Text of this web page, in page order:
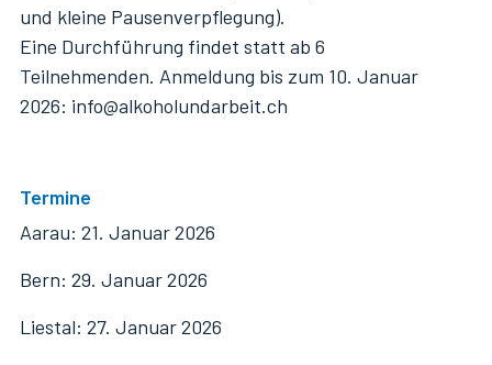
und kleine Pausenverpflegung).
Eine Durchführung findet statt ab 6
Teilnehmenden. Anmeldung bis zum 10. Januar
2026: info@alkoholundarbeit.ch
Termine
Aarau: 21. Januar 2026
Bern: 29. Januar 2026
Liestal: 27. Januar 2026